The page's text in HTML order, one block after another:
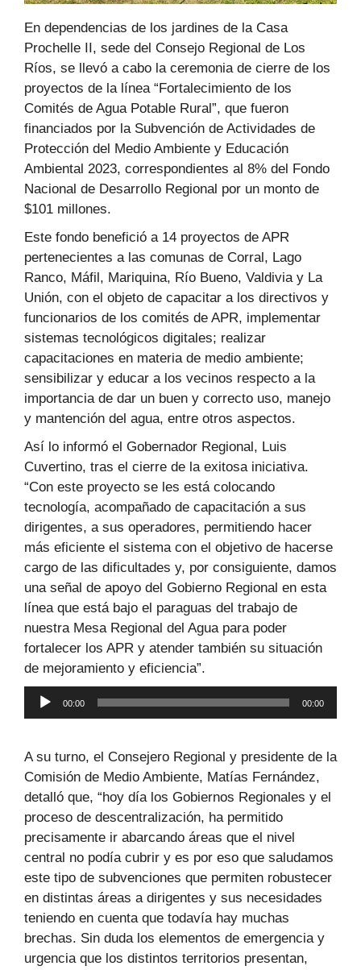
En dependencias de los jardines de la Casa
Prochelle II, sede del Consejo Regional de Los
Ríos, se llevó a cabo la ceremonia de cierre de los
proyectos de la línea “Fortalecimiento de los
Comités de Agua Potable Rural”, que fueron
financiados por la Subvención de Actividades de
Protección del Medio Ambiente y Educación
Ambiental 2023, correspondientes al 8% del Fondo
Nacional de Desarrollo Regional por un monto de
$101 millones.
Este fondo benefició a 14 proyectos de APR
pertenecientes a las comunas de Corral, Lago
Ranco, Máfil, Mariquina, Río Bueno, Valdivia y La
Unión, con el objeto de capacitar a los directivos y
funcionarios de los comités de APR, implementar
sistemas tecnológicos digitales; realizar
capacitaciones en materia de medio ambiente;
sensibilizar y educar a los vecinos respecto a la
importancia de dar un buen y correcto uso, manejo
y mantención del agua, entre otros aspectos.
Así lo informó el Gobernador Regional, Luis
Cuvertino, tras el cierre de la exitosa iniciativa.
“Con este proyecto se les está colocando
tecnología, acompañado de capacitación a sus
dirigentes, a sus operadores, permitiendo hacer
más eficiente el sistema con el objetivo de hacerse
cargo de las dificultades y, por consiguiente, damos
una señal de apoyo del Gobierno Regional en esta
línea que está bajo el paraguas del trabajo de
nuestra Mesa Regional del Agua para poder
fortalecer los APR y atender también su situación
de mejoramiento y eficiencia”.
Reproductor
de
00:00 00:00
A su turno, el Consejero Regional y presidente de la
Comisión de Medio Ambiente, Matías Fernández,
detalló que, “hoy día los Gobiernos Regionales y el
proceso de descentralización, ha permitido
precisamente ir abarcando áreas que el nivel
central no podía cubrir y es por eso que saludamos
este tipo de subvenciones que permiten robustecer
en distintas áreas a dirigentes y sus necesidades
teniendo en cuenta que todavía hay muchas
brechas. Sin duda los elementos de emergencia y
urgencia que los distintos territorios presentan,